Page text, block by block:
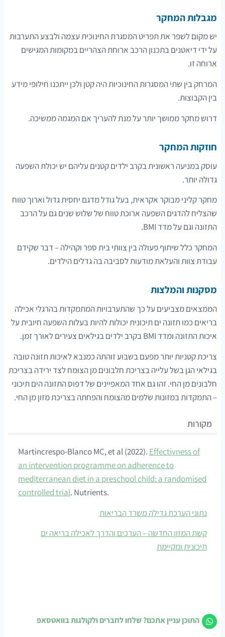
מגבלות המחקר
יש מקום לשפר את תפריט המסגרת החינוכית עצמה ולבצע התערבות
על ידי דיאטנים בתכנון הרכב ארוחת הצהריים במקומות המגישים
ארוחה זו.
המרחק בין שתי המסגרות החינוכיות היה קטן ולכן ייתכנו חילופי מידע
בין הקבוצות.
דרוש מחקר ממושך יותר על מנת להעריך אם המגמה ממשיכה.
חוזקות המחקר
עוסק במניעה ראשונית בקרב ילדים קטנים עליהם יש יכולת השפעה
גדולה יותר.
מחקר קליני מבוקר אקראית, בעל גודל מדגם יחסית גדול וארוך טווח
שהצליח להדגים השפעה ארוכת טווח של שלוש שנים גם על הרכב
התזונה וגם על מדד BMI.
המחקר כלל שיתוף פעולה בין צוותי בית ספר וקהילה – דבר שקידם
עבודת צוות והעלאת מודעות לסביבה בה גדלים הילדים.
מסקנות והמלצות
הממצאים מצביעים על כך שהתערבויות המתמקדות בהרגלי אכילה
בריאים כמו תזונה ים תיכונית יכולות להיות בעלות השפעה חיובית על
איכות התזונה ומדד BMI בקרב ילדים בגילאים צעירים לאורך זמן.
צריכת קטניות יותר מפעם בשבוע זוהתה כמנבא לאיכות תזונה טובה
בגילאי הגן בשל עלייה בצריכת חלבונים מן הצומח לצד ירידה בצריכת
חלבונים מן החי. זהו גם אחד המאפיינים של דפוס התזונה הים תיכוני
– התמקדות במזונות שלמים מהצומח והפחתה בצריכת מזון מן החי.
מקורות
Martincrespo-Blanco MC, et al (2022). Effectivness of
an intervention programme on adherence to
mediterranean diet in a preschool child: a randomised
controlled trial. Nutrients.
נתוני הערכת גדילה משרד הבריאות
קשת המזון החדשה – הערכים והדרך לאכילה בריאה ים
תיכונית ומקיימת
התוכן עניין אתכם? שלחו לחברים ולקולגות בוואטסאפ